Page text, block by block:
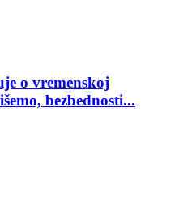
o vremenskoj
bezbednosti...